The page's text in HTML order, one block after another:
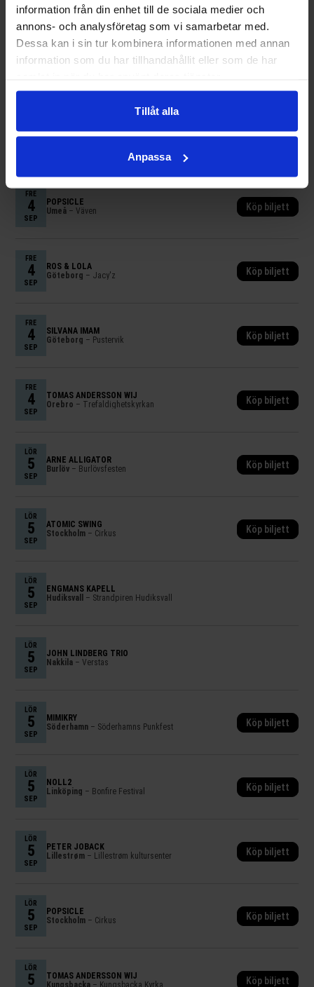
information från din enhet till de sociala medier och
annons- och analysföretag som vi samarbetar med.
Dessa kan i sin tur kombinera informationen med annan
information som du har tillhandahållit eller som de har
Tillåt alla
Anpassa
4
SEP
ATOMIC SWING
Köp biljett
FRE
SEP
4
MIMIKRY
FRE
4
SEP
POPSICLE
Umeå – Väven Köp biljett
FRE
4
SEP
ROS & LOLA
Göteborg – Jacy'z Köp biljett
FRE
4
SEP
SILVANA IMAM
Göteborg – Pustervik Köp biljett
FRE
4
SEP
TOMAS ANDERSSON WIJ
Örebro – Trefaldighetskyrkan Köp biljett
LÖR
5
SEP
ARNE ALLIGATOR
Burlöv – Burlövsfesten Köp biljett
LÖR
5
SEP
ATOMIC SWING
Stockholm – Cirkus Köp biljett
LÖR
5
SEP
ENGMANS KAPELL
Hudiksvall
– Strandpiren Hudiksvall
LÖR
5
SEP
JOHN LINDBERG TRIO
Nakkila – Verstas
LÖR
5
SEP
MIMIKRY
Söderhamn – Söderhamns Punkfest Köp biljett
LÖR
5
SEP
NOLL2
Linköping – Bonfire Festival Köp biljett
LÖR
5
SEP
PETER JÖBACK
Lillestrøm – Lillestrøm kultursenter Köp biljett
LÖR
5
SEP
POPSICLE
Stockholm – Cirkus Köp biljett
LÖR
5
TOMAS ANDERSSON WIJ
Kungsbacka – Kungsbacka Kyrka Köp biljett